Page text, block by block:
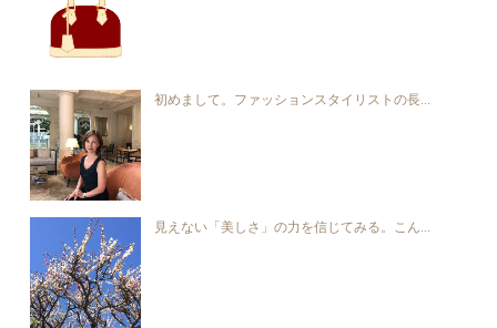
初めまして。ファッションスタイリストの長...
見えない「美しさ」の力を信じてみる。こん...